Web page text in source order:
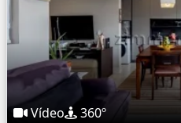
Vídeo 360º